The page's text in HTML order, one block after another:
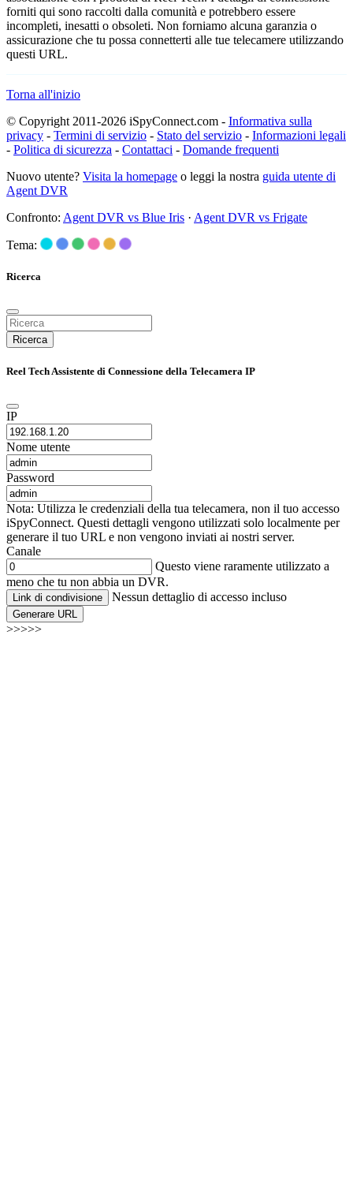
forniti qui sono raccolti dalla comunità e potrebbero essere
incompleti, inesatti o obsoleti. Non forniamo alcuna garanzia o
assicurazione che tu possa connetterti alle tue telecamere utilizzando
questi URL.
Torna all'inizio
© Copyright 2011-2026 iSpyConnect.com - Informativa sulla
privacy - Termini di servizio - Stato del servizio - Informazioni legali
- Politica di sicurezza - Contattaci - Domande frequenti
Nuovo utente? Visita la homepage o leggi la nostra guida utente di
Agent DVR
Confronto: Agent DVR vs Blue Iris · Agent DVR vs Frigate
Tema:
Ricerca
Ricerca
Reel Tech Assistente di Connessione della Telecamera IP
IP
Nome utente
Password
Nota: Utilizza le credenziali della tua telecamera, non il tuo accesso
iSpyConnect. Questi dettagli vengono utilizzati solo localmente per
generare il tuo URL e non vengono inviati ai nostri server.
Canale
Questo viene raramente utilizzato a
meno che tu non abbia un DVR.
Link di condivisione Nessun dettaglio di accesso incluso
Generare URL
>>>>>